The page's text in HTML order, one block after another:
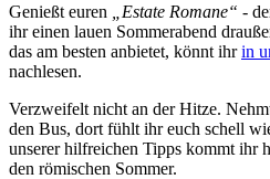
Genießt euren „Estate Romane“ -
ihr einen lauen Sommerabend
das am besten anbietet, könnt ihrin
nachlesen.
Verzweifelt nicht an der Hitze.
den Bus, dort fühlt ihr euch schell
unserer hilfreichen Tipps kommt ihr
den römischen Sommer.